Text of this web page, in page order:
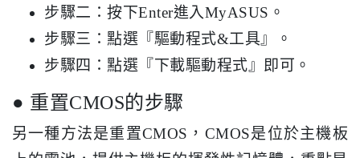
步驟二：按下Enter進入MyASUS。
步驟三：點選『驅動程式&工具』。
步驟四：點選『下載驅動程式』即可。
● 重置CMOS的步驟
另一種方法是重置CMOS，CMOS是位於主機板